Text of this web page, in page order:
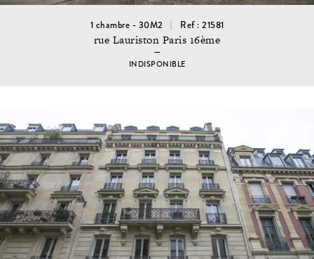
1 chambre - 30M2 Ref : 21581
rue Lauriston Paris 16ème
INDISPONIBLE